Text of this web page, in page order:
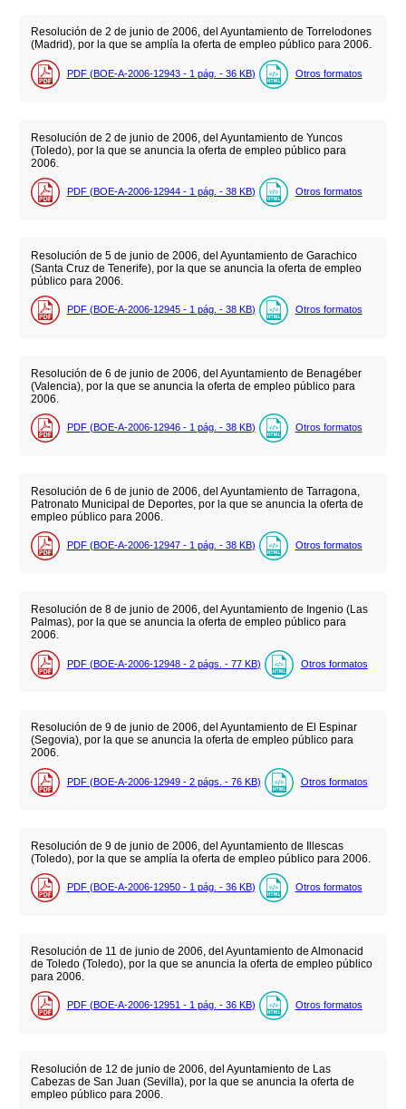
Resolución de 2 de junio de 2006, del Ayuntamiento de Torrelodones
(Madrid), por la que se amplía la oferta de empleo público para 2006.
PDF (BOE-A-2006-12943 - 1 pág. - 36 KB) Otros formatos
Resolución de 2 de junio de 2006, del Ayuntamiento de Yuncos
(Toledo), por la que se anuncia la oferta de empleo público para
2006.
PDF (BOE-A-2006-12944 - 1 pág. - 38 KB) Otros formatos
Resolución de 5 de junio de 2006, del Ayuntamiento de Garachico
(Santa Cruz de Tenerife), por la que se anuncia la oferta de empleo
público para 2006.
PDF (BOE-A-2006-12945 - 1 pág. - 38 KB) Otros formatos
Resolución de 6 de junio de 2006, del Ayuntamiento de Benagéber
(Valencia), por la que se anuncia la oferta de empleo público para
2006.
PDF (BOE-A-2006-12946 - 1 pág. - 38 KB) Otros formatos
Resolución de 6 de junio de 2006, del Ayuntamiento de Tarragona,
Patronato Municipal de Deportes, por la que se anuncia la oferta de
empleo público para 2006.
PDF (BOE-A-2006-12947 - 1 pág. - 38 KB) Otros formatos
Resolución de 8 de junio de 2006, del Ayuntamiento de Ingenio (Las
Palmas), por la que se anuncia la oferta de empleo público para
2006.
PDF (BOE-A-2006-12948 - 2 págs. - 77 KB) Otros formatos
Resolución de 9 de junio de 2006, del Ayuntamiento de El Espinar
(Segovia), por la que se anuncia la oferta de empleo público para
2006.
PDF (BOE-A-2006-12949 - 2 págs. - 76 KB) Otros formatos
Resolución de 9 de junio de 2006, del Ayuntamiento de Illescas
(Toledo), por la que se amplía la oferta de empleo público para 2006.
PDF (BOE-A-2006-12950 - 1 pág. - 36 KB) Otros formatos
Resolución de 11 de junio de 2006, del Ayuntamiento de Almonacid
de Toledo (Toledo), por la que se anuncia la oferta de empleo público
para 2006.
PDF (BOE-A-2006-12951 - 1 pág. - 36 KB) Otros formatos
Resolución de 12 de junio de 2006, del Ayuntamiento de Las
Cabezas de San Juan (Sevilla), por la que se anuncia la oferta de
empleo público para 2006.